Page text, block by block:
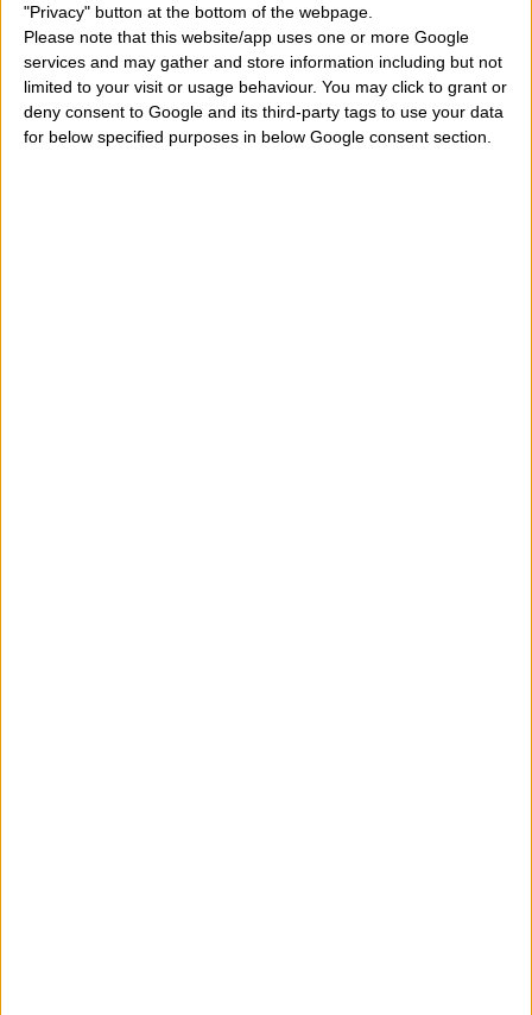
"Privacy" button at the bottom of the webpage.
Please note that this website/app uses one or more Google
services and may gather and store information including but not
limited to your visit or usage behaviour. You may click to grant or
deny consent to Google and its third-party tags to use your data
for below specified purposes in below Google consent section.
zodiacal pero su signo ascendente. A continuación
puede encontrar esta información con el enlace al
significado de su signo solar y signo ascendente de su
manera de entender un poco su carácter.